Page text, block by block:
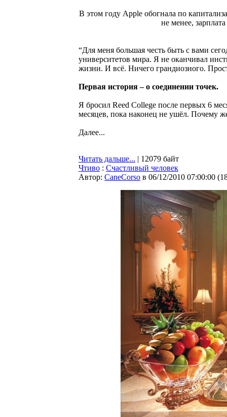
В этом году Apple обогнала по
не менее,
“Для меня большая честь быть с вами
университетов мира. Я не оканчивал
жизни. И всё. Ничего грандиозного.
Первая история – о соединении точек.
Я бросил Reed College после первых 6
месяцев, пока наконец не ушёл. Почему
Далее...
Читать дальше... | 12079 байт
Чтиво : Счастливый человек
Автор: CaneCorso в 06/12/2010 07:00:00 (